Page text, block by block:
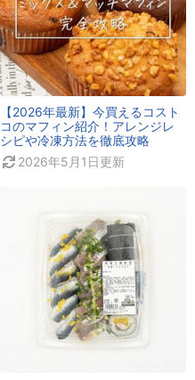
【2026年最新】今買えるコスト
コのマフィン紹介！アレンジレ
シピや冷凍方法を徹底攻略
2026年5月1日更新